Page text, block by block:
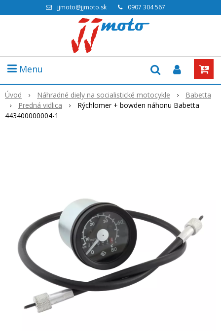
jjmoto@jjmoto.sk 0907 304 567
Menu
Úvod Náhradné diely na socialistické motocykle
Babetta
Predná vidlica
Rýchlomer + bowden náhonu Babetta
443400000004-1